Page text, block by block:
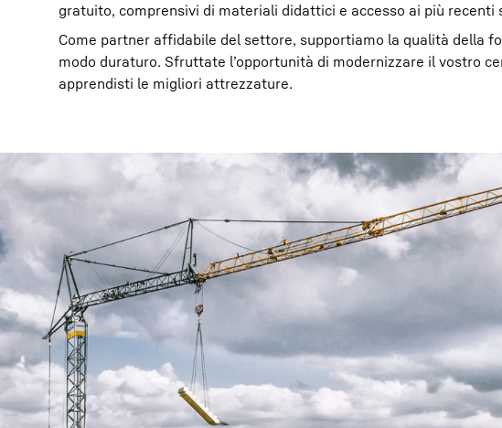
gratuito, comprensivi di materiali didattici e accesso ai più recenti
Come partner affidabile del settore, supportiamo la qualità della
modo duraturo. Sfruttate l’opportunità di modernizzare il vostro
apprendisti le migliori attrezzature.